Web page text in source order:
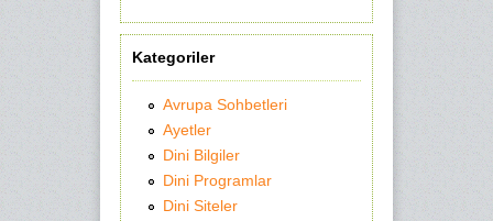
Kategoriler
Avrupa Sohbetleri
Ayetler
Dini Bilgiler
Dini Programlar
Dini Siteler